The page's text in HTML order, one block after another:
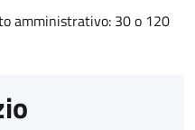
amministrativo: 30 o 120